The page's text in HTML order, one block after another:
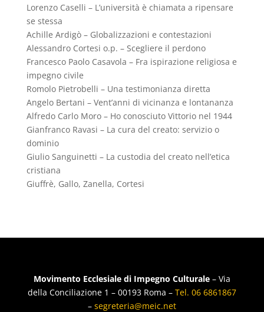
Lorenzo Caselli – L’università è chiamata a ripensare
se stessa
Achille Ardigò – Globalizzazioni e contestazioni
Alessandro Cortesi o.p. – Scegliere il perdono
Francesco Paolo Casavola – Fra ispirazione religiosa e
impegno civile
Romolo Pietrobelli – Una testimonianza diretta
Angelo Bertani – Vent’anni di vicinanza e lontananza
Alfredo Carlo Moro – Ho conosciuto Vittorio nel 1944
Gianfranco Ravasi – La cura del creato: servizio o
dominio
Giulio Sanguinetti – La custodia del creato nell’etica
cristiana
Giuffrè, Gallo, Zanella, Cortesi
Movimento Ecclesiale di Impegno Culturale– Via
della Conciliazione 1 – 00193 Roma – Tel. 06 6861867
– segreteria@meic.net